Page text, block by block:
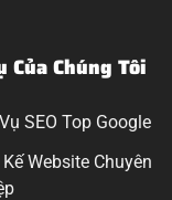
Của Chúng Tôi
SEO Top Google
Website Chuyên